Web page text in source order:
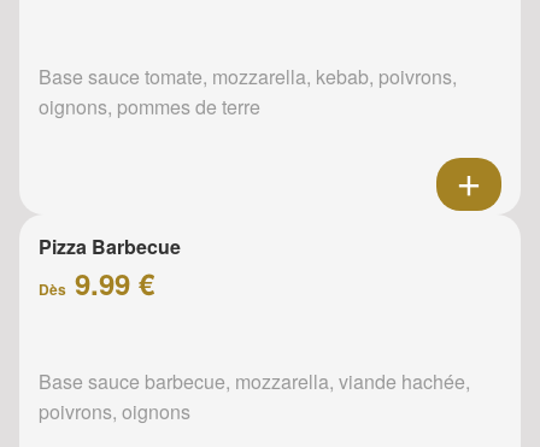
Base sauce tomate, mozzarella, kebab, poivrons,
oignons, pommes de terre
Pizza Barbecue
Dès 9.99 €
Base sauce barbecue, mozzarella, viande hachée,
poivrons, oignons